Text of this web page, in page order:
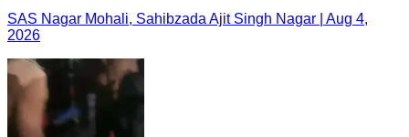
SAS Nagar Mohali, Sahibzada Ajit Singh Nagar | Aug 4,
2026